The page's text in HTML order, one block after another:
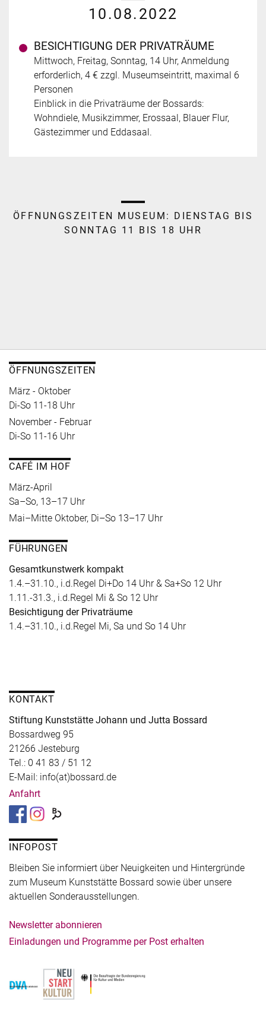
10.08.2022
BESICHTIGUNG DER PRIVATRÄUME
Mittwoch, Freitag, Sonntag, 14 Uhr, Anmeldung
erforderlich, 4 € zzgl. Museumseintritt, maximal 6
Personen
Einblick in die Privaträume der Bossards:
Wohndiele, Musikzimmer, Erossaal, Blauer Flur,
Gästezimmer und Eddasaal.
ÖFFNUNGSZEITEN MUSEUM: DIENSTAG BIS
SONNTAG 11 BIS 18 UHR
ÖFFNUNGSZEITEN
März - Oktober
Di-So 11-18 Uhr
November - Februar
Di-So 11-16 Uhr
CAFÉ IM HOF
März-April
Sa–So, 13–17 Uhr
Mai–Mitte Oktober, Di–So 13–17 Uhr
FÜHRUNGEN
Gesamtkunstwerk kompakt
1.4.–31.10., i.d.Regel Di+Do 14 Uhr & Sa+So 12 Uhr
1.11.-31.3., i.d.Regel Mi & So 12 Uhr
Besichtigung der Privaträume
1.4.–31.10., i.d.Regel Mi, Sa und So 14 Uhr
KONTAKT
Stiftung Kunststätte Johann und Jutta Bossard
Bossardweg 95
21266 Jesteburg
Tel.: 0 41 83 / 51 12
E-Mail: info(at)bossard.de
Anfahrt
INFOPOST
Bleiben Sie informiert über Neuigkeiten und Hintergründe
zum Museum Kunststätte Bossard sowie über unsere
aktuellen Sonderausstellungen.
Newsletter abonnieren
Einladungen und Programme per Post erhalten